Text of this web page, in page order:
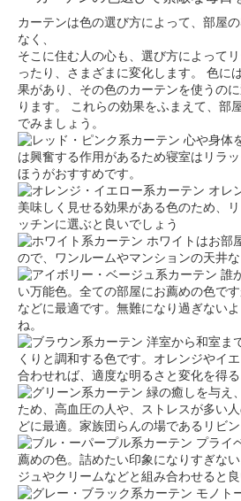
カーテンは色の選び方によって、部屋
なく、
そこに住む人の心も、選び方によって
ったり、さまざまに変化します。
色に
果があり、その色のカーテンを使うの
ります。
これらの効果をふまえて、部
でみましょう。
心や身体
は興奮する作用があるため寝室はリラ
ほうがおすすめです。
オレ
美味しく見せる効果がある色のため、
ッチンに選ぶと良いでしょう
ホワイトはお部
ので、ワンルームやマンションの天井な
誰
い万能色。全ての部屋にお薦めの色で
などに最適です。無難になり過ぎない
ね。
洋室から和室ま
くりと調和する色です。オレンジやイ
合わせれば、適度な明るさと変化を得る
緑の癒しを与え
ため、高血圧の人や、ストレスが多い
どに最適。家族団らんの場であるリビ
プライ
薦めの色。詰めたい印象になりすぎな
ジュやクリームなどと組み合わせると良
モノト